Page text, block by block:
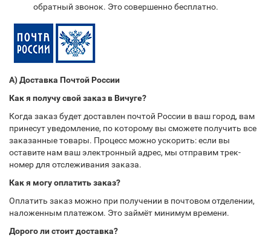
обратный звонок. Это совершенно бесплатно.
А) Доставка Почтой России
Как я получу свой заказ в Вичуге?
Когда заказ будет доставлен почтой России в ваш город, вам
принесут уведомление, по которому вы сможете получить все
заказанные товары. Процесс можно ускорить: если вы
оставите нам ваш электронный адрес, мы отправим трек-
номер для отслеживания заказа.
Как я могу оплатить заказ?
Оплатить заказ можно при получении в почтовом отделении,
наложенным платежом. Это займёт минимум времени.
Дорого ли стоит доставка?